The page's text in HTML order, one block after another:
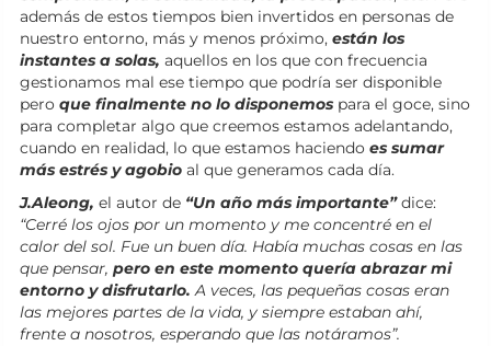
además de estos tiempos bien invertidos en personas de
nuestro entorno, más y menos próximo, están los
instantes a solas, aquellos en los que con frecuencia
gestionamos mal ese tiempo que podría ser disponible
pero que finalmente no lo disponemos para el goce, sino
para completar algo que creemos estamos adelantando,
cuando en realidad, lo que estamos haciendo es sumar
más estrés y agobio al que generamos cada día.
J.Aleong, el autor de “Un año más importante”dice:
“Cerré los ojos por un momento y me concentré en el
calor del sol. Fue un buen día. Había muchas cosas en las
que pensar, pero en este momento quería abrazar mi
entorno y disfrutarlo. A veces, las pequeñas cosas eran
las mejores partes de la vida, y siempre estaban ahí,
frente a nosotros, esperando que las notáramos”.